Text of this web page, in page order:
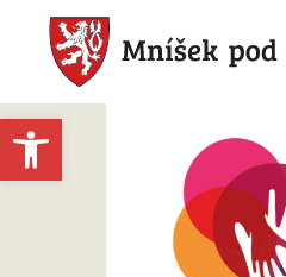
Open toolbar